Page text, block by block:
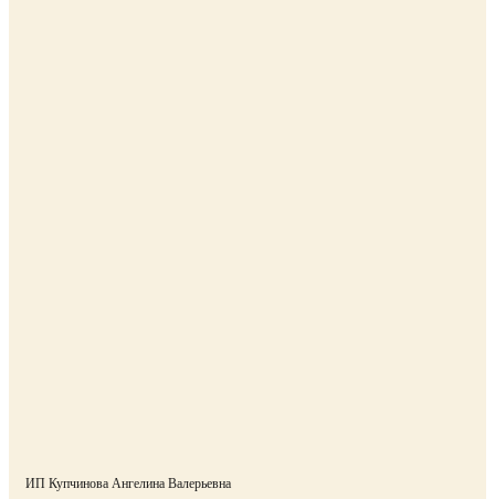
ИП Купчинова Ангелина Валерьевна